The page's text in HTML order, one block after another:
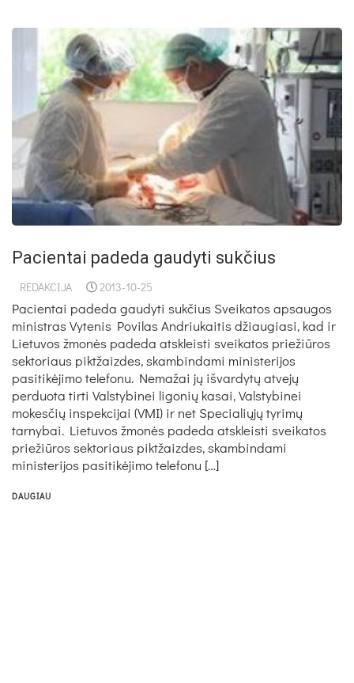
Pacientai padeda gaudyti sukčius
REDAKCIJA 2013-10-25
Pacientai padeda gaudyti sukčius Sveikatos apsaugos
ministras Vytenis Povilas Andriukaitis džiaugiasi, kad ir
Lietuvos žmonės padeda atskleisti sveikatos priežiūros
sektoriaus piktžaizdes, skambindami ministerijos
pasitikėjimo telefonu. Nemažai jų išvardytų atvejų
perduota tirti Valstybinei ligonių kasai, Valstybinei
mokesčių inspekcijai (VMI) ir net Specialiųjų tyrimų
tarnybai. Lietuvos žmonės padeda atskleisti sveikatos
priežiūros sektoriaus piktžaizdes, skambindami
ministerijos pasitikėjimo telefonu […]
DAUGIAU